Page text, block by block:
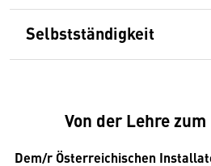
Selbstständigkeit
Von der Lehre
Dem/r Österreichischen